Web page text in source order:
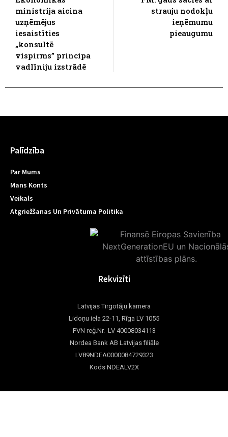
ministrija aicina
uzņēmējus
iesaistīties
„konsultē
vispirms” principa
vadlīniju izstrādē
strauju nodokļu
ieņēmumu
pieaugumu
Palīdzība
Par Mums
Mans Konts
Veikals
Atgriežšanas Un Privātuma Politika
Rekvizīti
Latvijas Tirgotāju kamera
Lidoņu iela 22-11, Rīga LV 1055
PVN reģ.Nr. LV 40008034113
Nordea Bank AB Latvijas filiāle
LV89NDEA0000084729323
Kods NDEALV2X